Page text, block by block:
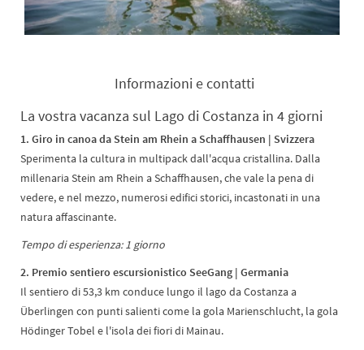
Informazioni e contatti
La vostra vacanza sul Lago di Costanza in 4 giorni
1. Giro in canoa da Stein am Rhein a Schaffhausen | Svizzera
Sperimenta la cultura in multipack dall'acqua cristallina. Dalla
millenaria Stein am Rhein a Schaffhausen, che vale la pena di
vedere, e nel mezzo, numerosi edifici storici, incastonati in una
natura affascinante.
Tempo di esperienza: 1 giorno
2. Premio sentiero escursionistico SeeGang | Germania
Il sentiero di 53,3 km conduce lungo il lago da Costanza a
Überlingen con punti salienti come la gola Marienschlucht, la gola
Hödinger Tobel e l'isola dei fiori di Mainau.